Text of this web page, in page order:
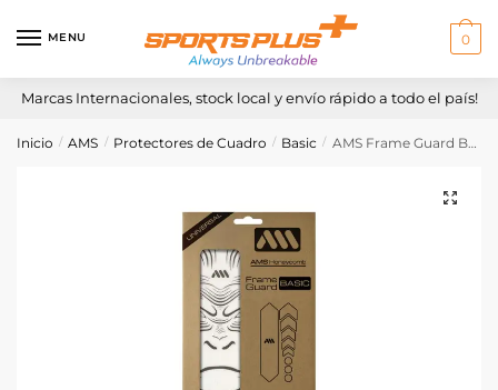
MENU 0
Marcas Internacionales, stock local y envío rápido a todo el país!
Inicio / AMS / Protectores de Cuadro / Basic / AMS Frame Guard Basic – Clear/Ape